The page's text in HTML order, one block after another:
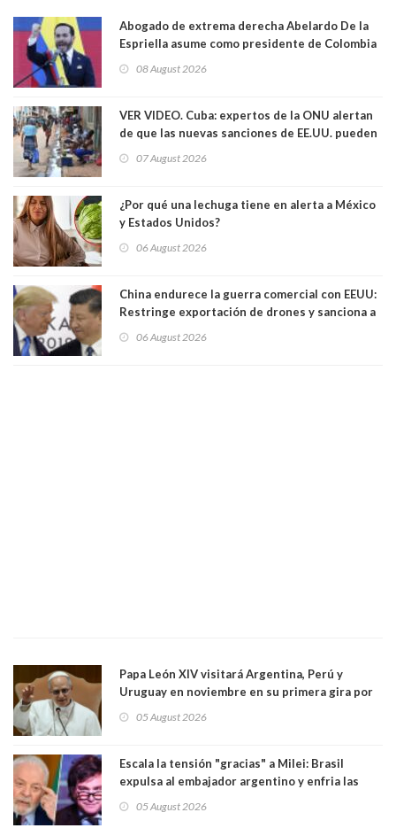
Abogado de extrema derecha Abelardo De la
Espriella asume como presidente de Colombia
08 August 2026
VER VIDEO. Cuba: expertos de la ONU alertan
de que las nuevas sanciones de EE.UU. pueden
07 August 2026
¿Por qué una lechuga tiene en alerta a México
y Estados Unidos?
06 August 2026
China endurece la guerra comercial con EEUU:
Restringe exportación de drones y sanciona a
06 August 2026
Papa León XIV visitará Argentina, Perú y
Uruguay en noviembre en su primera gira por
05 August 2026
Escala la tensión "gracias" a Milei: Brasil
expulsa al embajador argentino y enfria las
trasandino
05 August 2026